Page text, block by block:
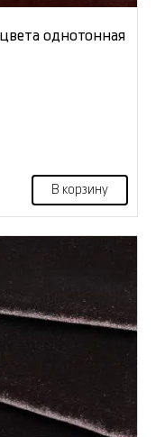
однотонная
В корзину